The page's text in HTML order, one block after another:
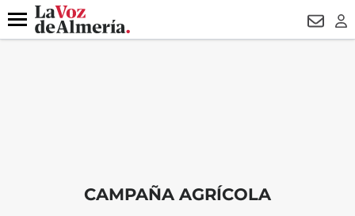
DESTACADO DRON UDA
Menú
CAMPAÑA AGRÍCOLA